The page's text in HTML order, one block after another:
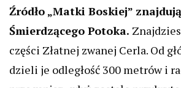
Źródło „Matki Boskiej”
Śmierdzącego Potoka.
części Złatnej zwanej Cerla. Od
dzieli je odległość 300 metrów i